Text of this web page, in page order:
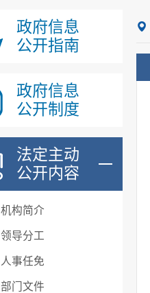
政府信息
公开指南
政府信息
公开制度
法定主动
公开内容
机构简介
领导分工
人事任免
部门文件